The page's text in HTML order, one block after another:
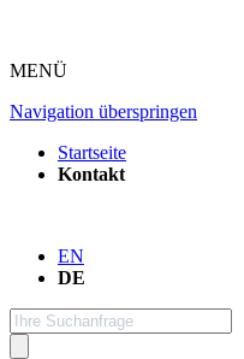
MENÜ
Navigation überspringen
Startseite
Kontakt
EN
DE